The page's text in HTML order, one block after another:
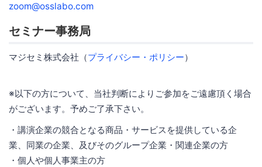
zoom@osslabo.com
セミナー事務局
マジセミ株式会社（プライバシー・ポリシー）
※以下の方について、当社判断によりご参加をご遠慮頂く場合
がございます。予めご了承下さい。
・講演企業の競合となる商品・サービスを提供している企
業、同業の企業、及びそのグループ企業・関連企業の方
・個人や個人事業主の方